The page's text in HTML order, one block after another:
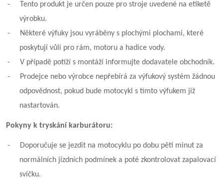
-
Tento produkt je určen pouze pro stroje uvedené na etiketě
výrobku.
-
Některé výfuky jsou vyráběny s plochými plochami, které
poskytují vůli pro rám, motoru a hadice vody.
-
V případě potíží s montáží informujte dodavatele obchodník.
-
Prodejce nebo výrobce nepřebírá za výfukový systém žádnou
odpovědnost, pokud bude motocykl s tímto výfukem již
nastartován.
Pokyny k tryskání karburátoru:
-
Doporučuje se jezdit na motocyklu po dobu pěti minut za
normálních jízdních podmínek a poté zkontrolovat zapalovací
svíčku.